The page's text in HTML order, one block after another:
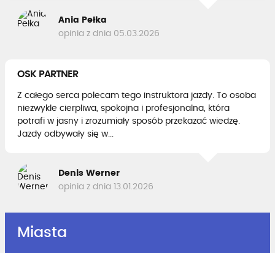
Ania Pełka
opinia z dnia 05.03.2026
OSK PARTNER
Z całego serca polecam tego instruktora jazdy. To osoba
niezwykle cierpliwa, spokojna i profesjonalna, która
potrafi w jasny i zrozumiały sposób przekazać wiedzę.
Jazdy odbywały się w...
Denis Werner
opinia z dnia 13.01.2026
Miasta